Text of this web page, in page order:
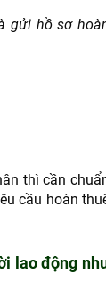
gửi hồ sơ
thì cần
cầu hoàn
lao động